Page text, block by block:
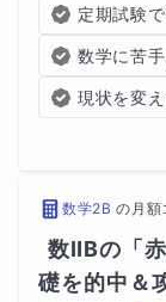
定期試験
数学に苦
現状を変
数学2B の 月額
数ⅡBの「
礎を的中＆